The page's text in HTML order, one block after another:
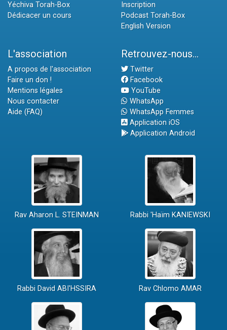
Yéchiva Torah-Box
Dédicacer un cours
Inscription
Podcast Torah-Box
English Version
L'association
A propos de l'association
Faire un don !
Mentions légales
Nous contacter
Aide (FAQ)
Retrouvez-nous...
Twitter
Facebook
YouTube
WhatsApp
WhatsApp Femmes
Application iOS
Application Android
Rav Aharon L. STEINMAN Rabbi 'Haïm KANIEWSKI
Rabbi David ABI'HSSIRA Rav Chlomo AMAR